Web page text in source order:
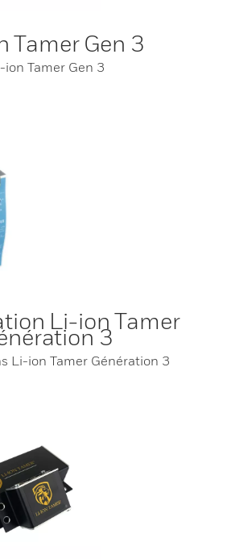
Tamer Gen 3
ion Tamer Gen 3
Li-ion Tamer
3
Li-ion Tamer Génération 3